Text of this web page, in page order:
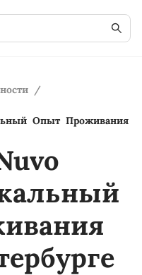
/
Опыт Проживания